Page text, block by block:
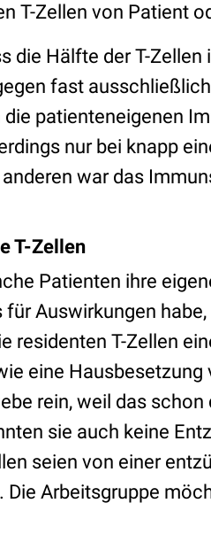
T-Zellen von Patient
die Hälfte der T-
fast
patienteneigenen
nur bei knapp
war das
T-Zellen
Patienten ihre
für Auswirkungen
residenten T-Zellen
eine Hausbesetzung
rein, weil das
sie auch keine
seien von einer
Arbeitsgruppe